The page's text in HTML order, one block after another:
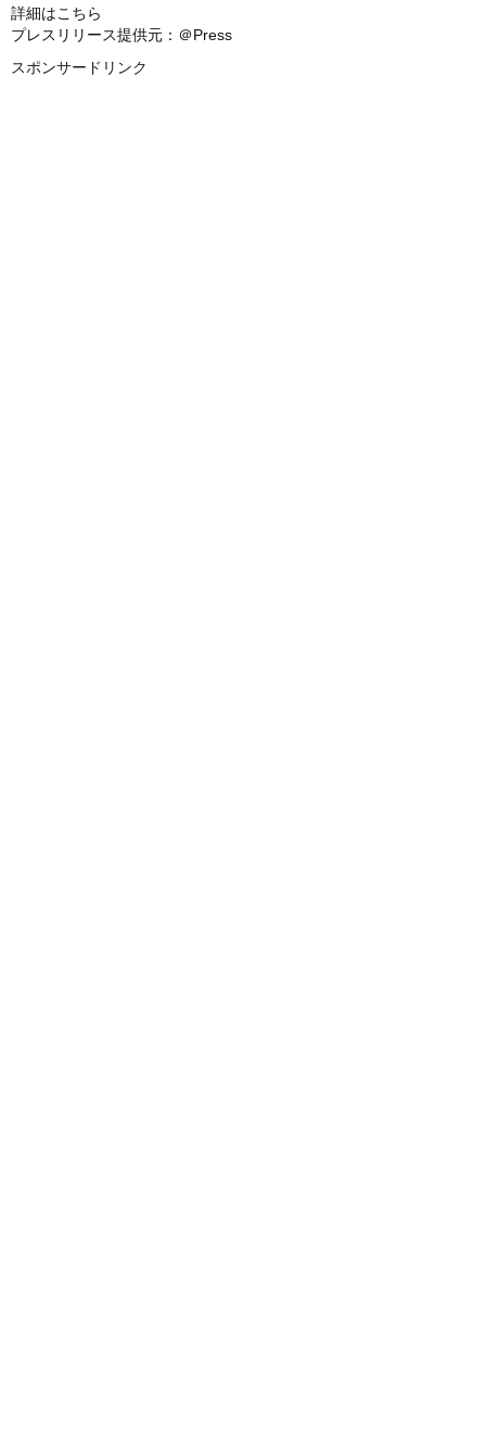
詳細はこちら
プレスリリース提供元：＠Press
スポンサードリンク